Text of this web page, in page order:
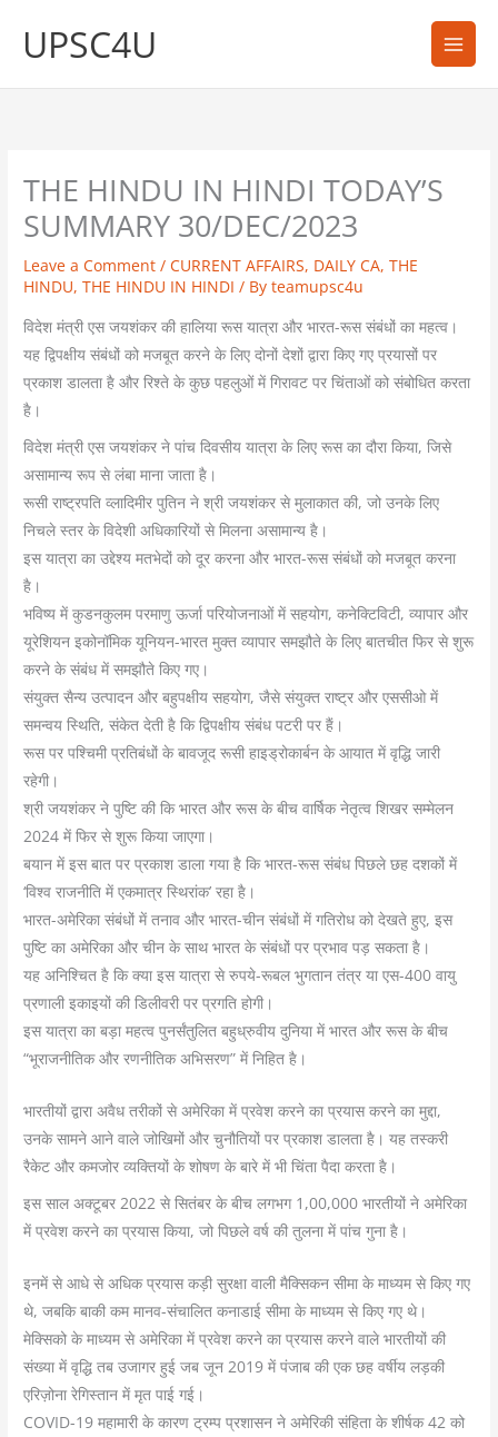
UPSC4U
THE HINDU IN HINDI TODAY’S
SUMMARY 30/DEC/2023
Leave a Comment /CURRENT AFFAIRS, DAILY CA,THE
HINDU,THE HINDU IN HINDI / Byteamupsc4u
विदेश मंत्री एस जयशंकर की हालिया रूस यात्रा और भारत-रूस संबंधों का महत्व।
यह द्विपक्षीय संबंधों को मजबूत करने के लिए दोनों देशों द्वारा किए गए प्रयासों पर
प्रकाश डालता है और रिश्ते के कुछ पहलुओं में गिरावट पर चिंताओं को संबोधित करता
है।
विदेश मंत्री एस जयशंकर ने पांच दिवसीय यात्रा के लिए रूस का दौरा किया, जिसे
असामान्य रूप से लंबा माना जाता है।
रूसी राष्ट्रपति व्लादिमीर पुतिन ने श्री जयशंकर से मुलाकात की, जो उनके लिए
निचले स्तर के विदेशी अधिकारियों से मिलना असामान्य है।
इस यात्रा का उद्देश्य मतभेदों को दूर करना और भारत-रूस संबंधों को मजबूत करना
है।
भविष्य में कुडनकुलम परमाणु ऊर्जा परियोजनाओं में सहयोग, कनेक्टिविटी, व्यापार और
यूरेशियन इकोनॉमिक यूनियन-भारत मुक्त व्यापार समझौते के लिए बातचीत फिर से शुरू
करने के संबंध में समझौते किए गए।
संयुक्त सैन्य उत्पादन और बहुपक्षीय सहयोग, जैसे संयुक्त राष्ट्र और एससीओ में
समन्वय स्थिति, संकेत देती है कि द्विपक्षीय संबंध पटरी पर हैं।
रूस पर पश्चिमी प्रतिबंधों के बावजूद रूसी हाइड्रोकार्बन के आयात में वृद्धि जारी
रहेगी।
श्री जयशंकर ने पुष्टि की कि भारत और रूस के बीच वार्षिक नेतृत्व शिखर सम्मेलन
2024 में फिर से शुरू किया जाएगा।
बयान में इस बात पर प्रकाश डाला गया है कि भारत-रूस संबंध पिछले छह दशकों में
‘विश्व राजनीति में एकमात्र स्थिरांक’ रहा है।
भारत-अमेरिका संबंधों में तनाव और भारत-चीन संबंधों में गतिरोध को देखते हुए, इस
पुष्टि का अमेरिका और चीन के साथ भारत के संबंधों पर प्रभाव पड़ सकता है।
यह अनिश्चित है कि क्या इस यात्रा से रुपये-रूबल भुगतान तंत्र या एस-400 वायु
प्रणाली इकाइयों की डिलीवरी पर प्रगति होगी।
इस यात्रा का बड़ा महत्व पुनर्संतुलित बहुध्रुवीय दुनिया में भारत और रूस के बीच
“भूराजनीतिक और रणनीतिक अभिसरण” में निहित है।
भारतीयों द्वारा अवैध तरीकों से अमेरिका में प्रवेश करने का प्रयास करने का मुद्दा,
उनके सामने आने वाले जोखिमों और चुनौतियों पर प्रकाश डालता है। यह तस्करी
रैकेट और कमजोर व्यक्तियों के शोषण के बारे में भी चिंता पैदा करता है।
इस साल अक्टूबर 2022 से सितंबर के बीच लगभग 1,00,000 भारतीयों ने अमेरिका
में प्रवेश करने का प्रयास किया, जो पिछले वर्ष की तुलना में पांच गुना है।
इनमें से आधे से अधिक प्रयास कड़ी सुरक्षा वाली मैक्सिकन सीमा के माध्यम से किए गए
थे, जबकि बाकी कम मानव-संचालित कनाडाई सीमा के माध्यम से किए गए थे।
मेक्सिको के माध्यम से अमेरिका में प्रवेश करने का प्रयास करने वाले भारतीयों की
संख्या में वृद्धि तब उजागर हुई जब जून 2019 में पंजाब की एक छह वर्षीय लड़की
एरिज़ोना रेगिस्तान में मृत पाई गई।
COVID-19 महामारी के कारण ट्रम्प प्रशासन ने अमेरिकी संहिता के शीर्षक 42 को